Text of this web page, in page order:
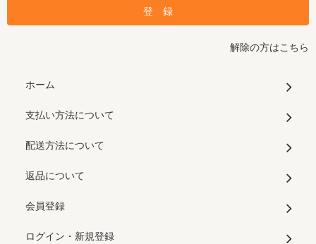
解除の方はこちら
ホーム
支払い方法について
配送方法について
返品について
会員登録
ログイン・新規登録